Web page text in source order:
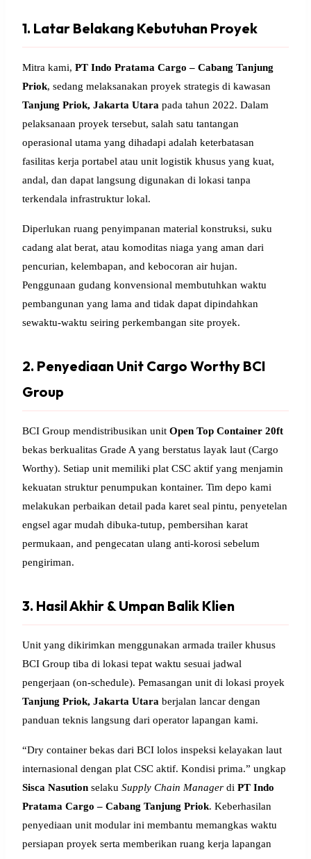
1. Latar Belakang Kebutuhan Proyek
Mitra kami, PT Indo Pratama Cargo – Cabang Tanjung
Priok, sedang melaksanakan proyek strategis di kawasan
Tanjung Priok, Jakarta Utara pada tahun 2022. Dalam
pelaksanaan proyek tersebut, salah satu tantangan
operasional utama yang dihadapi adalah keterbatasan
fasilitas kerja portabel atau unit logistik khusus yang kuat,
andal, dan dapat langsung digunakan di lokasi tanpa
terkendala infrastruktur lokal.
Diperlukan ruang penyimpanan material konstruksi, suku
cadang alat berat, atau komoditas niaga yang aman dari
pencurian, kelembapan, and kebocoran air hujan.
Penggunaan gudang konvensional membutuhkan waktu
pembangunan yang lama and tidak dapat dipindahkan
sewaktu-waktu seiring perkembangan site proyek.
2. Penyediaan Unit Cargo Worthy BCI
Group
BCI Group mendistribusikan unit Open Top Container 20ft
bekas berkualitas Grade A yang berstatus layak laut (Cargo
Worthy). Setiap unit memiliki plat CSC aktif yang menjamin
kekuatan struktur penumpukan kontainer. Tim depo kami
melakukan perbaikan detail pada karet seal pintu, penyetelan
engsel agar mudah dibuka-tutup, pembersihan karat
permukaan, and pengecatan ulang anti-korosi sebelum
pengiriman.
3. Hasil Akhir & Umpan Balik Klien
Unit yang dikirimkan menggunakan armada trailer khusus
BCI Group tiba di lokasi tepat waktu sesuai jadwal
pengerjaan (on-schedule). Pemasangan unit di lokasi proyek
Tanjung Priok, Jakarta Utara berjalan lancar dengan
panduan teknis langsung dari operator lapangan kami.
“Dry container bekas dari BCI lolos inspeksi kelayakan laut
internasional dengan plat CSC aktif. Kondisi prima.” ungkap
Sisca Nasution selaku Supply Chain Manager di PT Indo
Pratama Cargo – Cabang Tanjung Priok. Keberhasilan
penyediaan unit modular ini membantu memangkas waktu
persiapan proyek serta memberikan ruang kerja lapangan